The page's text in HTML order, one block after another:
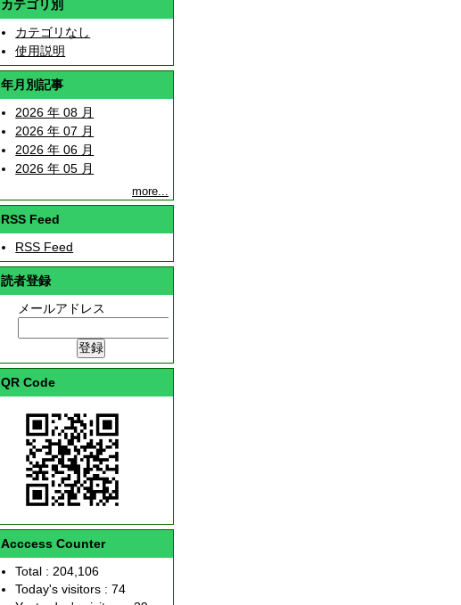
カテゴリ別
カテゴリなし
使用説明
年月別記事
2026 年 08 月
2026 年 07 月
2026 年 06 月
2026 年 05 月
more...
RSS Feed
RSS Feed
読者登録
メールアドレス
QR Code
Acccess Counter
Total : 204,106
Today's visitors : 74